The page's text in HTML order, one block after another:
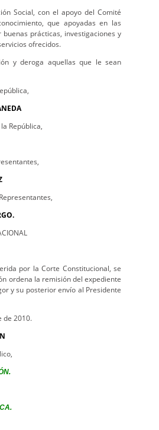
Social, con el apoyo del Comité
que apoyadas en las
prácticas, investigaciones y
ofrecidos.
y deroga aquellas que le sean
República,
por la Corte Constitucional, se
ordena la remisión del expediente
y su posterior envío al Presidente
de 2010.